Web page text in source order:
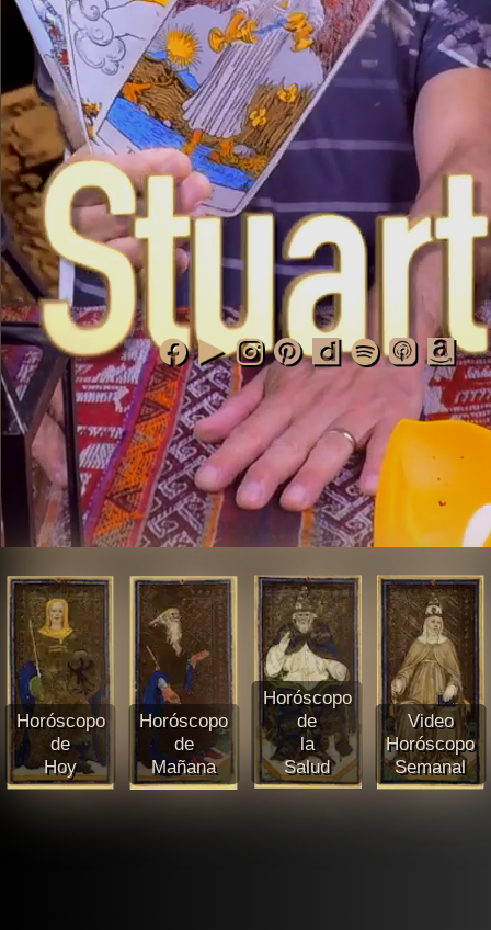
Horóscopo
de
Hoy
Horóscopo
de
Mañana
Horóscopo
de
la
Salud
Video
Horóscopo
Semanal